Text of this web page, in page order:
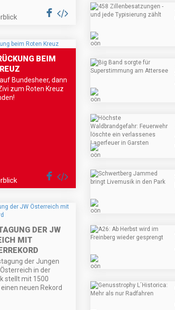
BEIM
Bundesheer, dann
zum Roten Kreuz
DER JW
MIT
der Jungen
in der
stellt mit 1500
neuen Rekord